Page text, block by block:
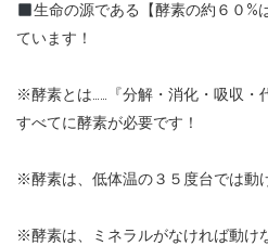
生命の源である【酵素の約６０%
ています！
※酵素とは……『分解・消化・吸収・
すべてに酵素が必要です！
※酵素は、低体温の３５度台では動
※酵素は、ミネラルがなければ動け